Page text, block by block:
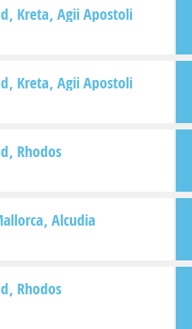
Kreta Agii Apostoli
Kreta Agii Apostoli
Rhodos
Alcudia
Rhodos